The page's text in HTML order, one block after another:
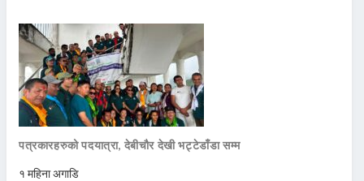
पत्रकारहरुको पदयात्रा, देबीचौर देखी भट्टेडाँडा सम्म
१ महिना अगाडि